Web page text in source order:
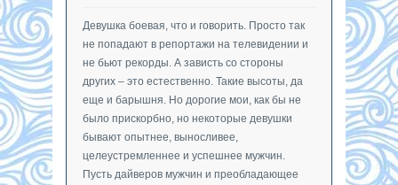
Девушка боевая, что и говорить. Просто так
не попадают в репортажи на телевидении и
не бьют рекорды. А зависть со стороны
других – это естественно. Такие высоты, да
еще и барышня. Но дорогие мои, как бы не
было прискорбно, но некоторые девушки
бывают опытнее, выносливее,
целеустремленнее и успешнее мужчин.
Пусть дайверов мужчин и преобладающее